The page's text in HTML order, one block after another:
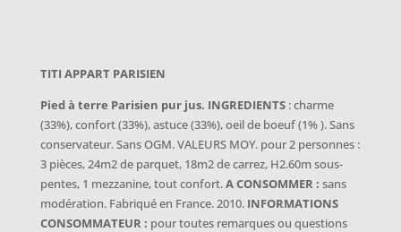
TITI APPART PARISIEN
Pied à terre Parisien pur jus. INGREDIENTS: charme
(33%), confort (33%), astuce (33%), oeil de boeuf (1% ). Sans
conservateur. Sans OGM. VALEURS MOY. pour 2 personnes :
3 pièces, 24m2 de parquet, 18m2 de carrez, H2.60m sous-
pentes, 1 mezzanine, tout confort.A CONSOMMER : sans
modération. Fabriqué en France. 2010. INFORMATIONS
CONSOMMATEUR : pour toutes remarques ou questions